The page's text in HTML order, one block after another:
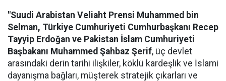
"Suudi Arabistan Veliaht Prensi Muhammed bin
Selman, Türkiye Cumhuriyeti Cumhurbaşkanı Recep
Tayyip Erdoğan ve Pakistan İslam Cumhuriyeti
Başbakanı Muhammed Şahbaz Şerif, üç devlet
arasındaki derin tarihi ilişkiler, köklü kardeşlik ve İslami
dayanışma bağları, müşterek stratejik çıkarları ve